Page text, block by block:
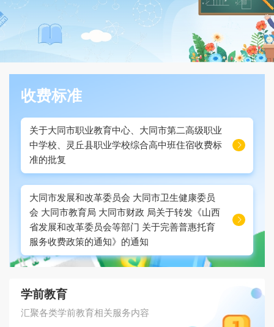
收费标准
关于大同市职业教育中心、大同市第二高级职业
中学校、灵丘县职业学校综合高中班住宿收费标
准的批复

大同市发展和改革委员会 大同市卫生健康委员
会 大同市教育局 大同市财政 局关于转发《山西
省发展和改革委员会等部门 关于完善普惠托育
服务收费政策的通知》的通知

学前教育
汇聚各类学前教育相关服务内容